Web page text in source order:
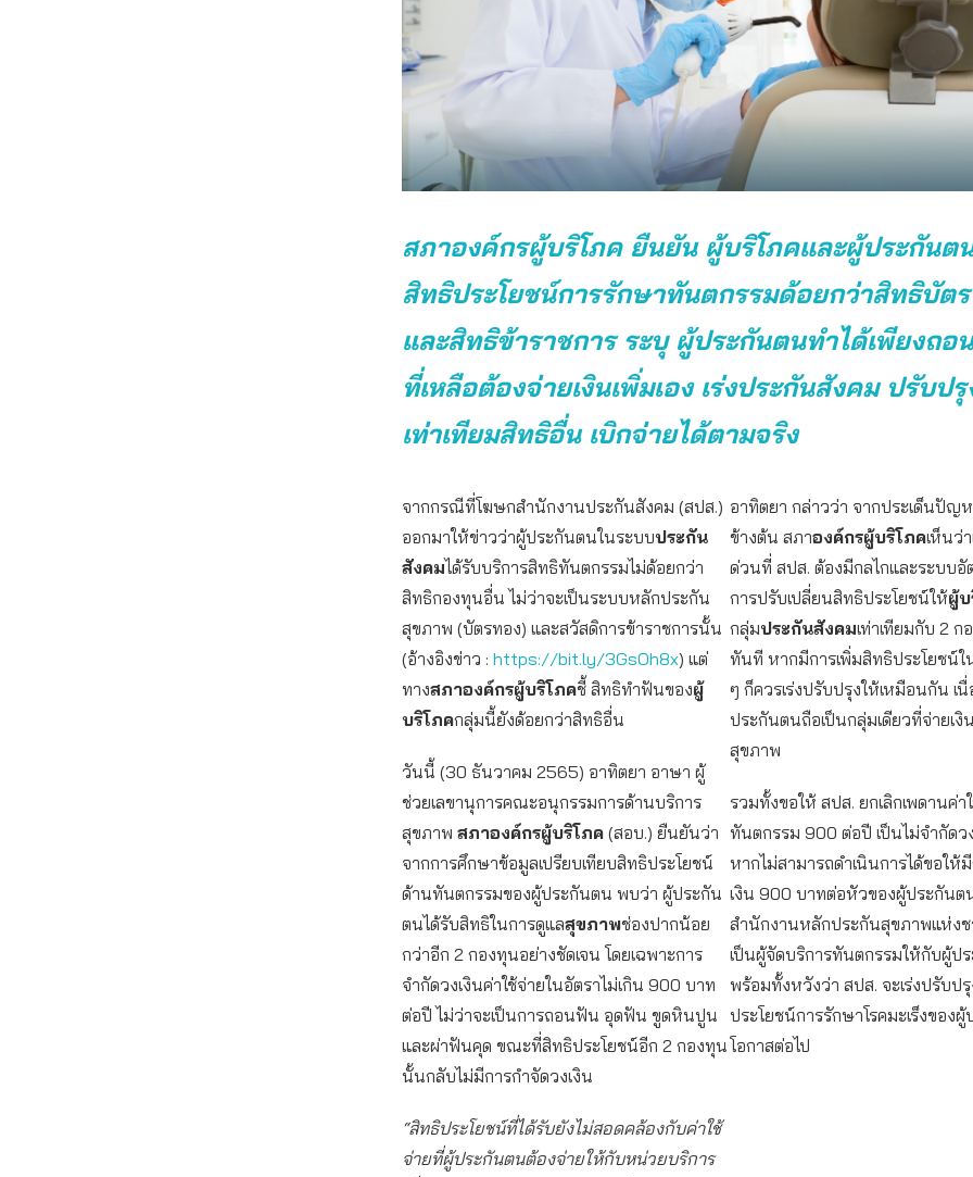
สภาองค์กรผู้บริโภค ยืนยัน ผู้บริโภคและผู้ประกันต
สิทธิประโยชน์การรักษาทันตกรรมด้อยกว่าสิทธิบัต
และสิทธิข้าราชการ ระบุ ผู้ประกันตนทำได้เพียงถอ
ที่เหลือต้องจ่ายเงินเพิ่มเอง เร่งประกันสังคม ปรับป
เท่าเทียมสิทธิอื่น เบิกจ่ายได้ตามจริง
จากกรณีที่โฆษกสำนักงานประกันสังคม (สปส.)
ออกมาให้ข่าวว่าผู้ประกันตนในระบบประกัน
สังคมได้รับบริการสิทธิทันตกรรมไม่ด้อยกว่า
สิทธิกองทุนอื่น ไม่ว่าจะเป็นระบบหลักประกัน
สุขภาพ (บัตรทอง) และสวัสดิการข้าราชการนั้น
(อ้างอิงข่าว : https://bit.ly/3GsOh8x) แต่
ทางสภาองค์กรผู้บริโภคชี้ สิทธิทำฟันของผู้
บริโภคกลุ่มนี้ยังด้อยกว่าสิทธิอื่น
วันนี้ (30 ธันวาคม 2565) อาทิตยา อาษา ผู้
ช่วยเลขานุการคณะอนุกรรมการด้านบริการ
สุขภาพ สภาองค์กรผู้บริโภค (สอบ.) ยืนยันว่า
จากการศึกษาข้อมูลเปรียบเทียบสิทธิประโยชน์
ด้านทันตกรรมของผู้ประกันตน พบว่า ผู้ประกัน
ตนได้รับสิทธิในการดูแลสุขภาพช่องปากน้อย
กว่าอีก 2 กองทุนอย่างชัดเจน โดยเฉพาะการ
จำกัดวงเงินค่าใช้จ่ายในอัตราไม่เกิน 900 บาท
ต่อปี ไม่ว่าจะเป็นการถอนฟัน อุดฟัน ขูดหินปูน
และผ่าฟันคุด ขณะที่สิทธิประโยชน์อีก 2 กองทุน
นั้นกลับไม่มีการกำจัดวงเงิน
“สิทธิประโยชน์ที่ได้รับยังไม่สอดคล้องกับค่าใช้
จ่ายที่ผู้ประกันตนต้องจ่ายให้กับหน่วยบริการ
อาทิตยา กล่าวว่า จากประเด็นปัญ
ข้างต้น สภาองค์กรผู้บริโภคเห็นว่า
ด่วนที่ สปส. ต้องมีกลไกและระบบอั
การปรับเปลี่ยนสิทธิประโยชน์ให้ผู้
กลุ่มประกันสังคมเท่าเทียมกับ 2 ก
ทันที หากมีการเพิ่มสิทธิประโยชน์
ๆ ก็ควรเร่งปรับปรุงให้เหมือนกัน เ
ประกันตนถือเป็นกลุ่มเดียวที่จ่ายเ
สุขภาพ
รวมทั้งขอให้ สปส. ยกเลิกเพดานค่า
ทันตกรรม 900 ต่อปี เป็นไม่จำกัดว
หากไม่สามารถดำเนินการได้ขอให้
เงิน 900 บาทต่อหัวของผู้ประกันต
สำนักงานหลักประกันสุขภาพแห่งช
เป็นผู้จัดบริการทันตกรรมให้กับผู้ป
พร้อมทั้งหวังว่า สปส. จะเร่งปรับป
ประโยชน์การรักษาโรคมะเร็งของ
โอกาสต่อไป